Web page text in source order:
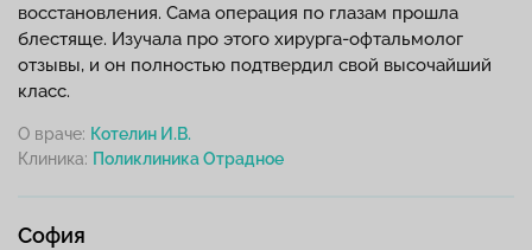
восстановления. Сама операция по глазам прошла
блестяще. Изучала про этого хирурга-офтальмолог
отзывы, и он полностью подтвердил свой высочайший
класс.
О враче: Котелин И.В.
Клиника:
София